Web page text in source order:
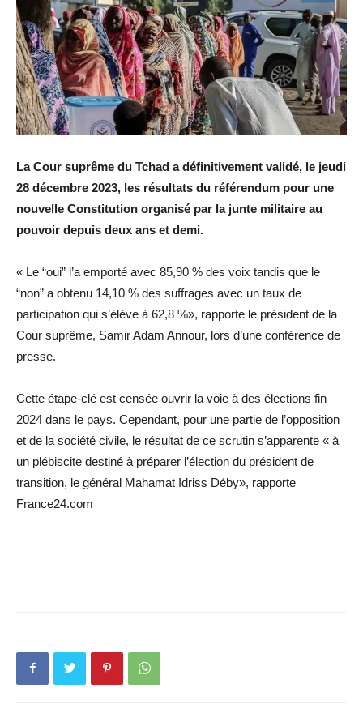
La Cour suprême du Tchad a définitivement validé, le jeudi
28 décembre 2023, les résultats du référendum pour une
nouvelle Constitution organisé par la junte militaire au
pouvoir depuis deux ans et demi.
« Le “oui” l’a emporté avec 85,90 % des voix tandis que le
“non” a obtenu 14,10 % des suffrages avec un taux de
participation qui s’élève à 62,8 %», rapporte le président de la
Cour suprême, Samir Adam Annour, lors d’une conférence de
presse.
Cette étape-clé est censée ouvrir la voie à des élections fin
2024 dans le pays. Cependant, pour une partie de l’opposition
et de la société civile, le résultat de ce scrutin s’apparente « à
un plébiscite destiné à préparer l’élection du président de
transition, le général Mahamat Idriss Déby», rapporte
France24.com